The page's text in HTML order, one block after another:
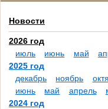
Новости
2026 год
июль
июнь май
2025 год
декабрь
ноябрь
июнь
май апрель
2024 год